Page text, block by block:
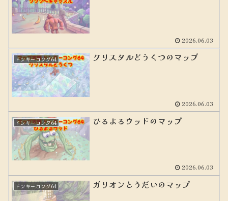
2026.06.03
ドンキーコング64 クリスタルどうくつのマップ
2026.06.03
ドンキーコング64 ひるよるウッドのマップ
2026.06.03
ドンキーコング64 ガリオンとうだいのマップ